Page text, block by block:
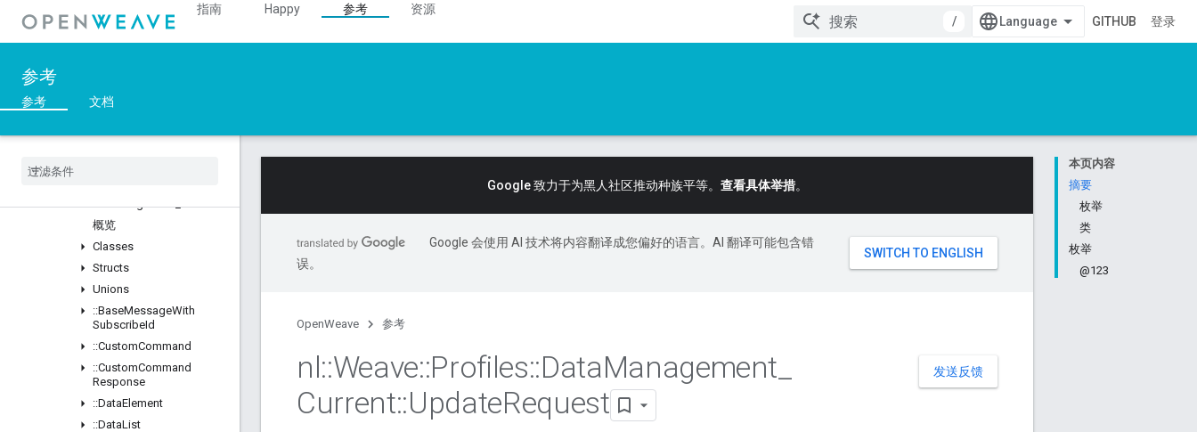
指南 Happy 参考
资源
/
GITHUB 登录
参考
参考 文档
::Crypto
::DeviceLayer
概览
::BDX_Current
::DataManagement_Current
概览
Classes
Structs
Unions
::BaseMessageWith
SubscribeId
::CustomCommand
::CustomCommand
Response
::DataElement
::DataList
本页内容
摘要
枚举
类
枚举
@123
Google 致力于为黑人社区推动种族平等。 查看具体举措。
Google 会使用 AI 技术将内容翻译成您偏好的语言。AI 翻译可能包含错
误。
OpenWeave 参考
发送反馈
nl::Weave::Profiles::DataManagement
Current::UpdateRequest